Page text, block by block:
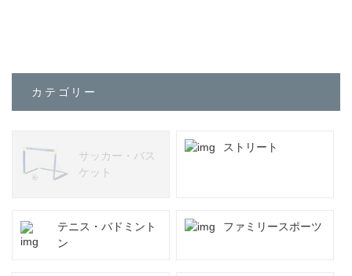
お問い合わせ
修理依頼・製品問い合わせ
tel.0256-33-0532
カテゴリー
サッカー・バス
ケット
ストリート
テニス・バドミント
ン
ファミリースポーツ